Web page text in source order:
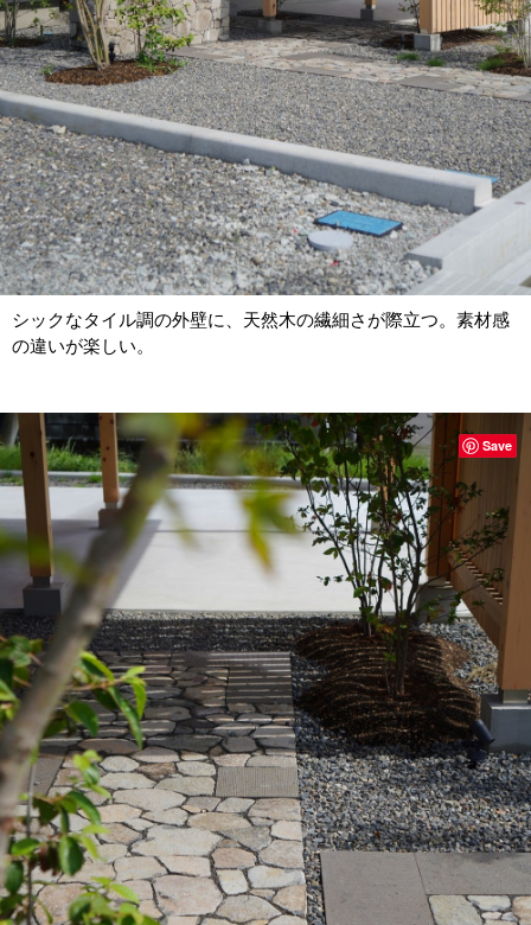
シックなタイル調の外壁に、天然木の繊細さが際立つ。素材感
の違いが楽しい。
Save